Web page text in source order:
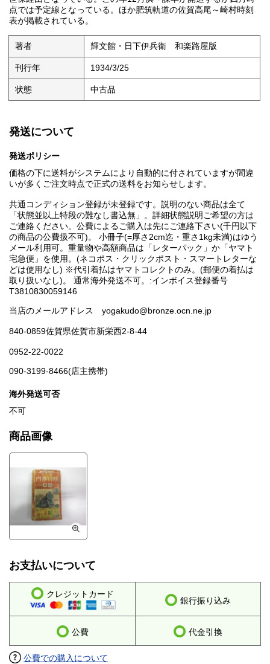
点では予定線となっている。ほか肥筑軌道の佐賀高尾～崎村時刻
表が掲載されている。
著者 輝文館・日下伊兵衛 和楽路屋版
刊行年 1934/3/25
状態 中古品
発送について
発送ポリシー
価格の下に送料がシステムにより自動的に付されていますが間違
いが多くご注文時点で正式の送料をお知らせします。
共通コンディション登録が未登録です。説明のない商品は全て
「状態並以上特段の難なし書込無」。詳細状態説明ご希望の方は
ご連絡ください。公費によるご購入は先にご連絡下さい(千円以下
の商品の公費扱不可)。 小冊子(=厚さ2cm迄・重さ1kg未満)はゆう
メール利用可。重量物や高額商品は「レターパック」か「ヤマト
宅急便」を使用。(ネコポス・クリックポスト・スマートレターな
どは使用なし) ※代引着払はヤマトコレクトのみ。(郵便の着払は
取り扱いなし)。 通常海外発送不可。:インボイス登録番号
T3810830059146
当店のメールアドレス yogakudo@bronze.ocn.ne.jp
840-0859佐賀県佐賀市新栄西2-8-44
0952-22-0022
090-3199-8466(店主携帯)
海外発送可否
不可
商品画像
お支払いについて
クレジットカード
銀行振り込み
公費 代金引換
公費での購入について